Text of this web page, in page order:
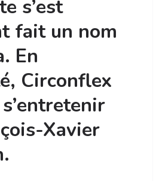
s’est
fait un nom
En
Circonflex
Xavier